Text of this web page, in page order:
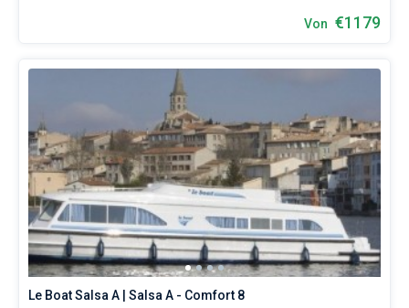
Von €1179
Le Boat Salsa A | Salsa A - Comfort 8